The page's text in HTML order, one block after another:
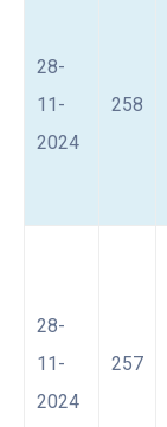
28-
11-
2024
258
28-
11-
2024
257